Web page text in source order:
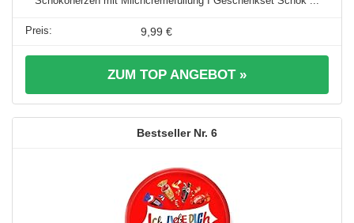
9,99 €
ZUM TOP ANGEBOT »
6